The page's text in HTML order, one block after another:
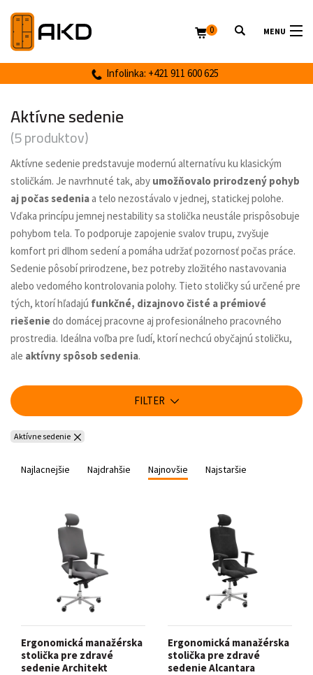
MENU
Infolinka: +421 911 600 625
0
Aktívne sedenie
(5 produktov)
Aktívne sedenie predstavuje modernú alternatívu ku klasickým
stoličkám. Je navrhnuté tak, aby umožňovalo prirodzený pohyb
aj počas sedeniaa telo nezostávalo v jednej, statickej polohe.
Vďaka princípu jemnej nestability sa stolička neustále prispôsobuje
pohybom tela. To podporuje zapojenie svalov trupu, zvyšuje
komfort pri dlhom sedení a pomáha udržať pozornosť počas práce.
Sedenie pôsobí prirodzene, bez potreby zložitého nastavovania
alebo vedomého kontrolovania polohy. Tieto stoličky sú určené pre
tých, ktorí hľadajú funkčné, dizajnovo čisté a prémiové
riešeniedo domácej pracovne aj profesionálneho pracovného
prostredia. Ideálna voľba pre ľudí, ktorí nechcú obyčajnú stoličku,
ale aktívny spôsob sedenia.
FILTER
Aktívne sedenie
Najlacnejšie Najdrahšie Najnovšie Najstaršie
Ergonomická manažérska
stolička pre zdravé
sedenie Architekt
Ergonomická manažérska
stolička pre zdravé
sedenie Alcantara